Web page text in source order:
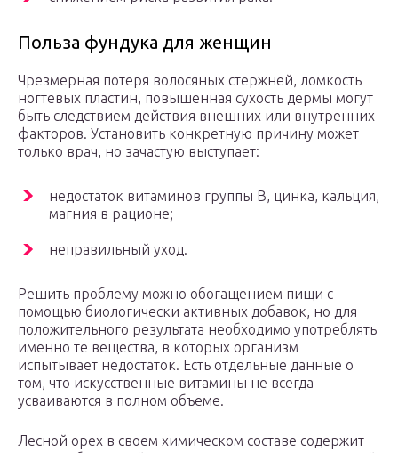
Польза фундука для женщин
Чрезмерная потеря волосяных стержней, ломкость
ногтевых пластин, повышенная сухость дермы могут
быть следствием действия внешних или внутренних
факторов. Установить конкретную причину может
только врач, но зачастую выступает:
недостаток витаминов группы В, цинка, кальция,
магния в рационе;
неправильный уход.
Решить проблему можно обогащением пищи с
помощью биологически активных добавок, но для
положительного результата необходимо употреблять
именно те вещества, в которых организм
испытывает недостаток. Есть отдельные данные о
том, что искусственные витамины не всегда
усваиваются в полном объеме.
Лесной орех в своем химическом составе содержит